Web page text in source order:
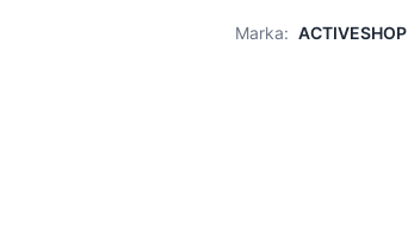
Marka: ACTIVESHOP